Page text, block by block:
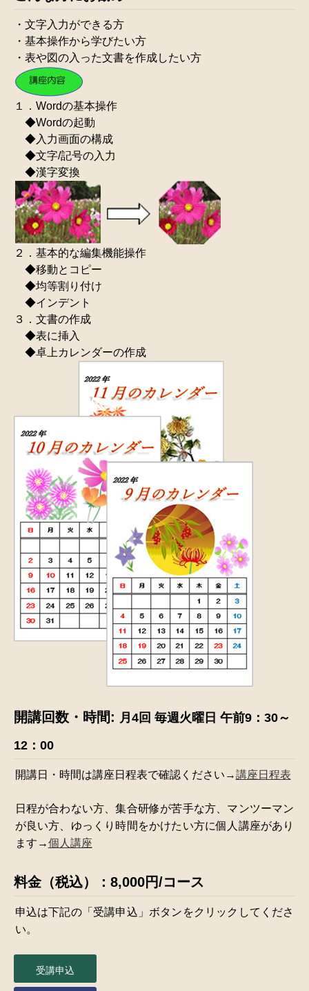
・文字入力ができる方
・基本操作から学びたい方
・表や図の入った文書を作成したい方
１．Wordの基本操作
◆Wordの起動
◆入力画面の構成
◆文字/記号の入力
◆漢字変換
２．基本的な編集機能操作
◆移動とコピー
◆均等割り付け
◆インデント
３．文書の作成
◆表に挿入
◆卓上カレンダーの作成
開講回数・時間: 月4回 毎週火曜日 午前9：30～
12：00
開講日・時間は講座日程表で確認ください→講座日程表
日程が合わない方、集合研修が苦手な方、マンツーマン
が良い方、ゆっくり時間をかけたい方に個人講座があり
ます→個人講座
料金（税込）：8,000円/コース
申込は下記の「受講申込」ボタンをクリックしてくださ
い。
受講申込